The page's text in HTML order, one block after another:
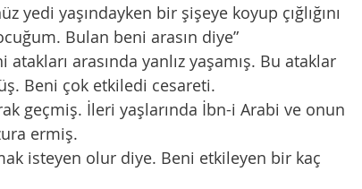
Bulan beni arasın diye”
Beni çok etkiledi cesareti.
ermiş.